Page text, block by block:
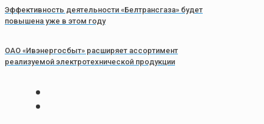
Эффективность деятельности «Белтрансгаза» будет
повышена уже в этом году
ОАО «Ивэнергосбыт» расширяет ассортимент
реализуемой электротехнической продукции